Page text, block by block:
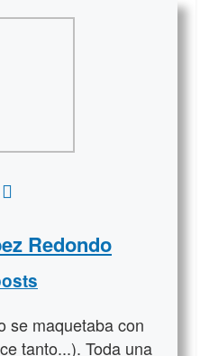
Redondo
se maquetaba con
tanto...). Toda una